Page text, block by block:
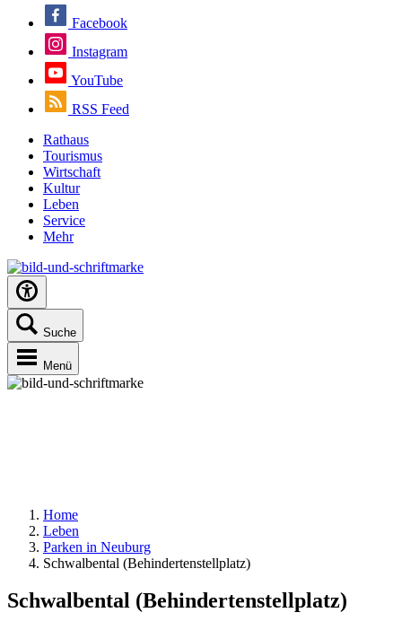
Facebook
Instagram
YouTube
RSS Feed
Rathaus
Tourismus
Wirtschaft
Kultur
Leben
Service
Mehr
Suche
Menü
Home
Leben
Parken in Neuburg
Schwalbental (Behindertenstellplatz)
Schwalbental (Behindertenstellplatz)